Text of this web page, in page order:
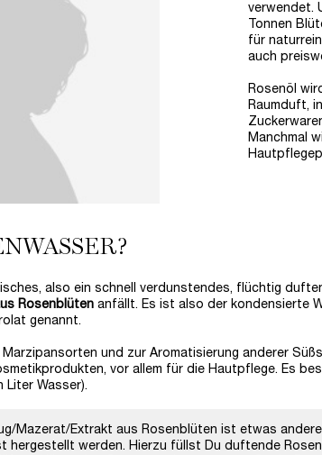
verwendet.
Tonnen
für
auch
Rosenöl
Raumduft,
Manchmal
also ein schnell verdunstendes, flüchtig
Rosenblüten anfällt. Es ist also der kondensierte
genannt.
und zur Aromatisierung anderer
vor allem für die Hautpflege. Es
Liter Wasser).
Mazerat/Extrakt aus Rosenblüten ist etwas
hergestellt werden. Hierzu füllst Du duftende